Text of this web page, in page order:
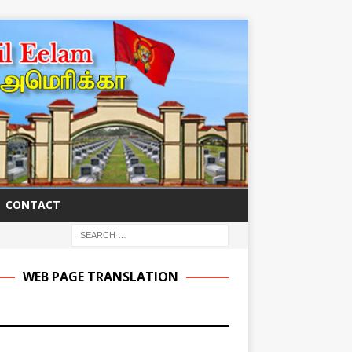
CONTACT
WEB PAGE TRANSLATION